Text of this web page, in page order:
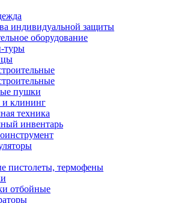
индивидуальной защиты
оборудование
туры
пушки
и клининг
техника
инвентарь
пистолеты, термофены
отбойные